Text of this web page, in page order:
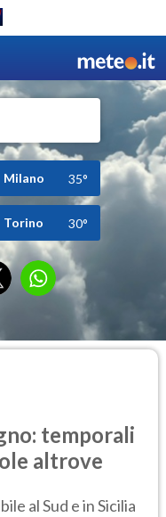
Milano 35°
Torino 30°
temporali
altrove
al Sud e in Sicilia